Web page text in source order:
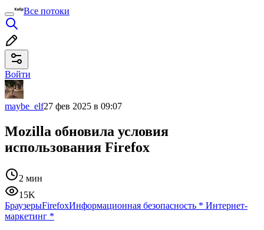
Все потоки
Войти
maybe_elf27 фев 2025 в 09:07
Mozilla обновила условия
использования Firefox
2 мин
15K
БраузерыFirefoxИнформационная безопасность * Интернет-
маркетинг *